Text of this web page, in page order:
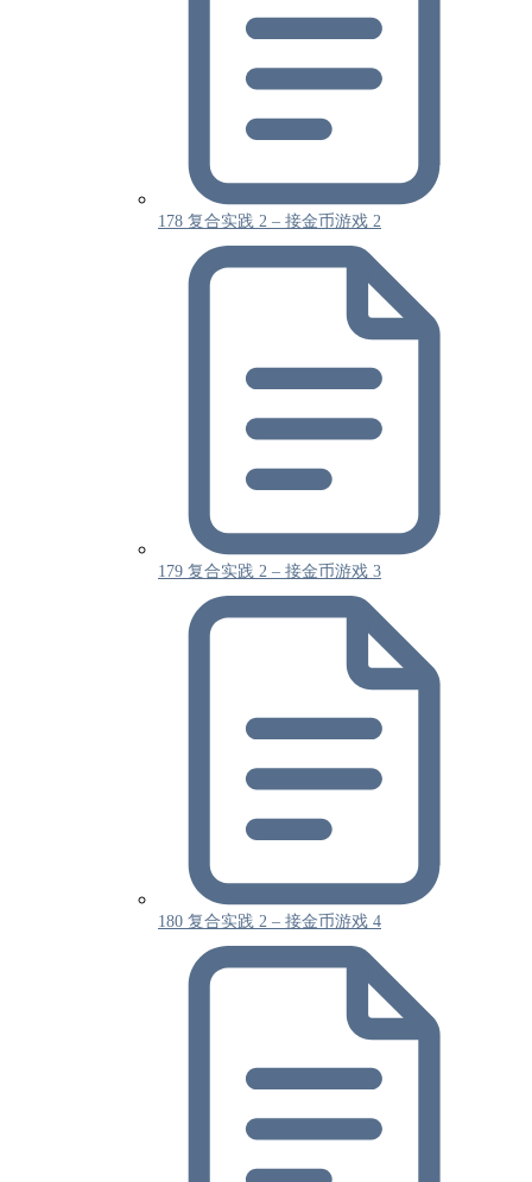
178 复合实践 2 – 接金币游戏 2
179 复合实践 2 – 接金币游戏 3
180 复合实践 2 – 接金币游戏 4